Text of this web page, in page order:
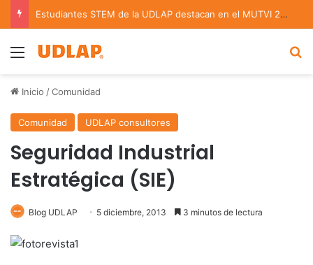
Estudiantes STEM de la UDLAP destacan en el MUTVI 2026
Menu
Inicio /Comunidad
Comunidad UDLAP consultores
Seguridad Industrial
Estratégica (SIE)
Blog UDLAP 5 diciembre, 2013 3 minutos de lectura